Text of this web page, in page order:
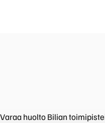
huolto Bilian